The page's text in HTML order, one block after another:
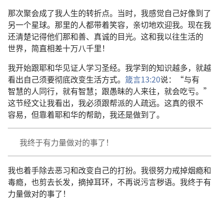
那次聚会成了我人生的转折点。 当时， 我感觉自己好像到了
另一个星球。 那里的人都带着笑容， 亲切地欢迎我。 现在我
还清楚记得他们那和善、 真诚的目光。 这和我以往生活的
世界， 简直相差十万八千里！
我开始跟耶和华见证人学习圣经。 我学到的知识越多， 就越
看出自己须要彻底改变生活方式。 箴言13:20说：“与有
智慧的人同行， 就有智慧； 跟愚昧的人来往， 就会吃亏。”
这节经文让我看出， 我必须跟帮派的人疏远。 这真的很不
容易， 但靠着耶和华的帮助， 我还是做到了。
我终于有力量做对的事了 ！
我也着手除去恶习和改变自己的打扮。 我很努力戒掉烟瘾和
毒瘾， 也剪去长发， 摘掉耳环， 不再说污言秽语。 我终于有
力量做对的事了 ！